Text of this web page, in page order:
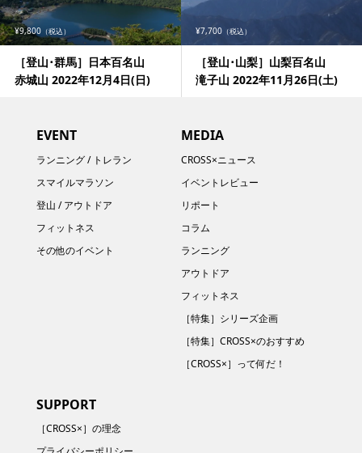
¥9,800 （税込）
［登山･群馬］日本百名山
赤城山 2022年12月4日(日)
¥7,700 （税込）
［登山･山梨］山梨百名山
滝子山 2022年11月26日(土)
EVENT
ランニング / トレラン
スマイルマラソン
登山 / アウトドア
フィットネス
その他のイベント
MEDIA
CROSS×ニュース
イベントレビュー
リポート
コラム
ランニング
アウトドア
フィットネス
［特集］シリーズ企画
［特集］CROSS×のおすすめ
［CROSS×］って何だ！
SUPPORT
［CROSS×］の理念